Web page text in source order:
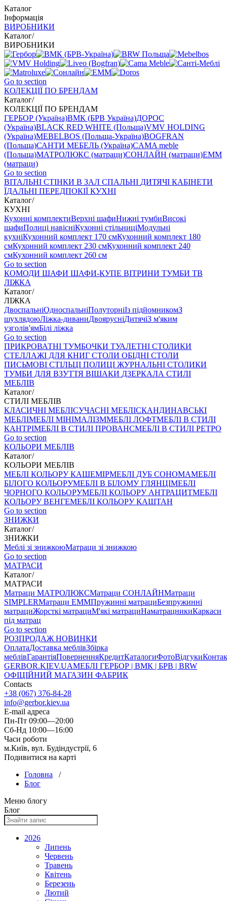
Каталог
Інформація
ВИРОБНИКИ
Каталог/
ВИРОБНИКИ
Go to section
КОЛЕКЦІЇ ПО БРЕНДАМ
Каталог/
КОЛЕКЦІЇ ПО БРЕНДАМ
ГЕРБОР (Україна)ВМК (БРВ Україна)ДОРОС
(Україна)BLACK RED WHITE (Польща)VMV HOLDING
(Україна)MEBELBOS (Польща-Україна)BOGFRAN
(Польща)САНТИ МЕБЕЛЬ (Україна)CAMA meble
(Польща)МАТРОЛЮКС (матраци)СОНЛАЙН (матраци)EMM
(матраци)
Go to section
ВIТАЛЬНI СТІНКИ В ЗАЛ СПАЛЬНІ ДИТЯЧІ КАБІНЕТИ
ЇДАЛЬНI ПЕРЕДПОКІЇ КУХНІ
Каталог/
КУХНІ
Кухонні комплектиВерхні шафиНижні тумбиВисокі
шафиПолиці навісніКухонні стільниціМодульні
кухніКухонний комплект 170 смКухонний комплект 180
смКухонний комплект 230 смКухонний комплект 240
смКухонний комплект 260 см
Go to section
КОМОДИ ШАФИ ШАФИ-КУПЕ ВІТРИНИ ТУМБИ ТВ
ЛІЖКА
Каталог/
ЛІЖКА
ДвоспальніОдноспальніПолуторніІз підйомникомЗ
шухлядоюЛіжка-диваниДвоярусніДитячіЗ м'яким
узголів'ямБілі ліжка
Go to section
ПРИКРОВАТНІ ТУМБОЧКИ ТУАЛЕТНІ СТОЛИКИ
СТЕЛЛАЖІ ДЛЯ КНИГ СТОЛИ ОБІДНІ СТОЛИ
ПИСЬМОВІ СТІЛЬЦI ПОЛИЦІ ЖУРНАЛЬНІ СТОЛИКИ
ТУМБИ ДЛЯ ВЗУТТЯ ВІШАКИ ДЗЕРКАЛА СТИЛІ
МЕБЛІВ
Каталог/
СТИЛІ МЕБЛІВ
КЛАСИЧНІ МЕБЛІСУЧАСНІ МЕБЛІСКАНДИНАВСЬКІ
МЕБЛІМЕБЛІ МІНІМАЛІЗММЕБЛІ ЛОФТМЕБЛІ В СТИЛІ
КАНТРІМЕБЛІ В СТИЛІ ПРОВАНСМЕБЛІ В СТИЛІ РЕТРО
Go to section
КОЛЬОРИ МЕБЛІВ
Каталог/
КОЛЬОРИ МЕБЛІВ
МЕБЛІ КОЛЬОРУ КАШЕМІРМЕБЛІ ДУБ СОНОМАМЕБЛІ
БІЛОГО КОЛЬОРУМЕБЛІ В БІЛОМУ ГЛЯНЦІМЕБЛІ
ЧОРНОГО КОЛЬОРУМЕБЛІ КОЛЬОРУ АНТРАЦИТМЕБЛІ
КОЛЬОРУ ВЕНГЕМЕБЛІ КОЛЬОРУ КАШТАН
Go to section
ЗНИЖКИ
Каталог/
ЗНИЖКИ
Меблі зі знижкоюМатраци зі знижкою
Go to section
МАТРАСИ
Каталог/
МАТРАСИ
Матраци МАТРОЛЮКСМатраци СОНЛАЙНМатраци
SIMPLERМатраци ЕММПружинні матрациБезпружинні
матрациЖорсткі матрациМ'які матрациНаматрацникиКаркаси
під матрац
Go to section
РОЗПРОДАЖ НОВИНКИ
ОплатаДоставка меблівЗбірка
меблівГарантіяПоверненняКредитКаталогиФотоВідгуки
GERBOR.KIEV.UAМЕБЛI ГЕРБОР | ВМК | БРВ | BRW
ОФІЦІЙНИЙ МАГАЗИН ФАБРИК
Contacts
+38 (067) 376-84-28
info@gerbor.kiev.ua
E-mail адреса
Пн-Пт 09:00—20:00
Сб-Нд 10:00—16:00
Часи роботи
м.Київ, вул. Будіндустрії, 6
Подивитися на карті
Головна /
Блог
Меню блогу
Блог
2026
Липень
Червень
Травень
Квітень
Березень
Лютий